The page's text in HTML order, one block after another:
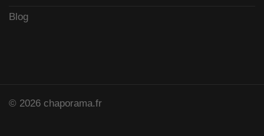
Blog
© 2026 chaporama.fr